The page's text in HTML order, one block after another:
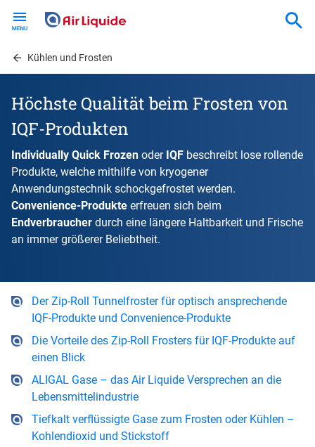
contentKühlen und Frosten
Höchste Qualität beim Frosten von
IQF-Produkten
Individually Quick Frozen oder IQF beschreibt lose rollende
Produkte, welche mithilfe von kryogener
Anwendungstechnik schockgefrostet werden.
Convenience-Produkte erfreuen sich beim
Endverbraucher durch eine längere Haltbarkeit und Frische
an immer größerer Beliebtheit.
Der Zip-Roll Tunnelfroster für optisch ansprechende
IQF-Produkte und Convenience-Produkte
Die Vorteile des Zip-Roll Frosters für IQF-Produkte auf
einen Blick
ALIGAL Gase – das Air Liquide Versprechen an die
Lebensmittelindustrie
Tiefkalt verflüssigte Gase zum Frosten oder Kühlen –
Kohlendioxid und Stickstoff